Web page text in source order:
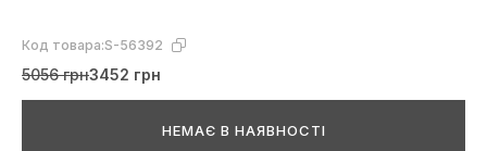
Код товара:S-56392
5056 грн3452 грн
НЕМАЄ В НАЯВНОСТІ